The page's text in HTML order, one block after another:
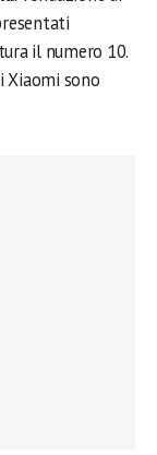
il numero 10.
Xiaomi sono